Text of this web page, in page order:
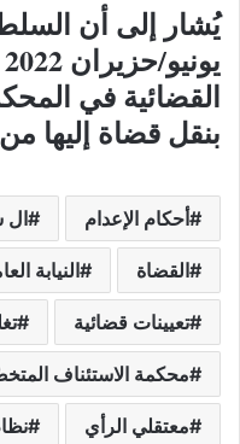
يُشار إلى أن
القضائية في
بنقل قضاة إليها من
أحكام الإعدام ال
القضاة النيابة
تعيينات قضائية
محكمة الاستئناف
معتقلي الرأي